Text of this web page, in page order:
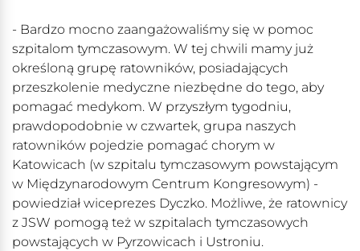
- Bardzo mocno zaangażowaliśmy się w pomoc
szpitalom tymczasowym. W tej chwili mamy już
określoną grupę ratowników, posiadających
przeszkolenie medyczne niezbędne do tego, aby
pomagać medykom. W przyszłym tygodniu,
prawdopodobnie w czwartek, grupa naszych
ratowników pojedzie pomagać chorym w
Katowicach (w szpitalu tymczasowym powstającym
w Międzynarodowym Centrum Kongresowym) -
powiedział wiceprezes Dyczko. Możliwe, że ratownicy
z JSW pomogą też w szpitalach tymczasowych
powstających w Pyrzowicach i Ustroniu.